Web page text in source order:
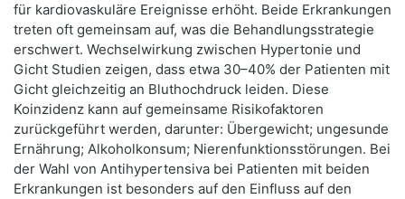
für kardiovaskuläre Ereignisse erhöht. Beide Erkrankungen
treten oft gemeinsam auf, was die Behandlungsstrategie
erschwert. Wechselwirkung zwischen Hypertonie und
Gicht Studien zeigen, dass etwa 30–40% der Patienten mit
Gicht gleichzeitig an Bluthochdruck leiden. Diese
Koinzidenz kann auf gemeinsame Risikofaktoren
zurückgeführt werden, darunter: Übergewicht; ungesunde
Ernährung; Alkoholkonsum; Nierenfunktionsstörungen. Bei
der Wahl von Antihypertensiva bei Patienten mit beiden
Erkrankungen ist besonders auf den Einfluss auf den